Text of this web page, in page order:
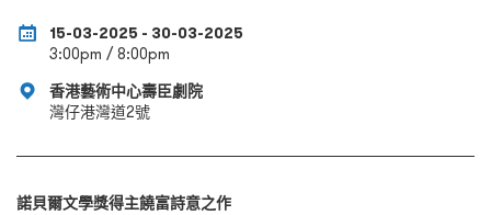
15-03-2025 - 30-03-2025
3:00pm / 8:00pm
香港藝術中心壽臣劇院
灣仔港灣道2號
諾貝爾文學獎得主饒富詩意之作